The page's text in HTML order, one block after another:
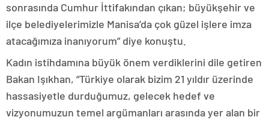
sonrasında Cumhur İttifakından çıkan; büyükşehir ve
ilçe belediyelerimizle Manisa’da çok güzel işlere imza
atacağımıza inanıyorum” diye konuştu.
Kadın istihdamına büyük önem verdiklerini dile getiren
Bakan Işıkhan, “Türkiye olarak bizim 21 yıldır üzerinde
hassasiyetle durduğumuz, gelecek hedef ve
vizyonumuzun temel argümanları arasında yer alan bir